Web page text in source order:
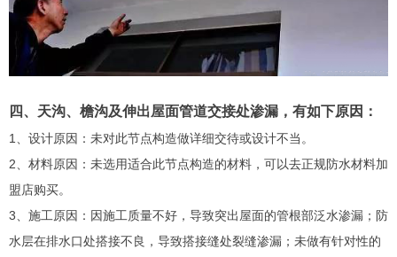
四、天沟、檐沟及伸出屋面管道交接处渗漏，有如下原因：
1、设计原因：未对此节点构造做详细交待或设计不当。
2、材料原因：未选用适合此节点构造的材料，可以去正规防水材料加
盟店购买。
3、施工原因：因施工质量不好，导致突出屋面的管根部泛水渗漏；防
水层在排水口处搭接不良，导致搭接缝处裂缝渗漏；未做有针对性的